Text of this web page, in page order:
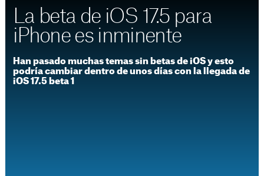
La beta de iOS 17.5 para
iPhone es inminente
Han pasado muchas temas sin betas de iOS y esto
podría cambiar dentro de unos días con la llegada de
iOS 17.5 beta 1